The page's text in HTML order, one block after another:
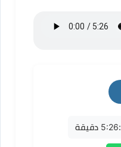
5:26 دقيقة